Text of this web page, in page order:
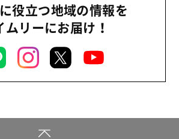
役立つ地域の情報を
ムリーにお届け！